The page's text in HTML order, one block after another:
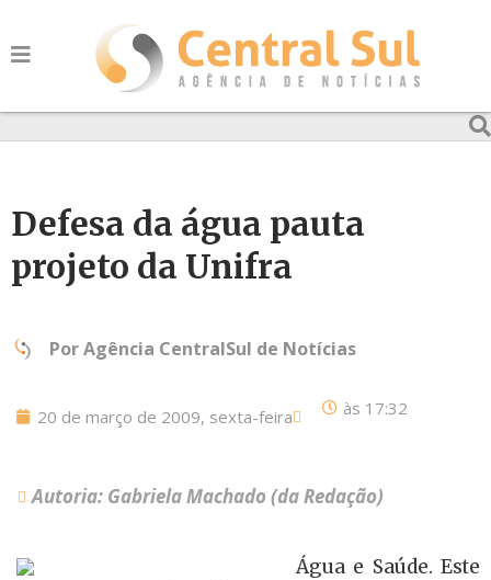
Defesa da água pauta
projeto da Unifra
PorAgência CentralSul de Notícias
20 de março de 2009, sexta-feira às 17:32
Autoria: Gabriela Machado (da Redação)
Água e Saúde. Este